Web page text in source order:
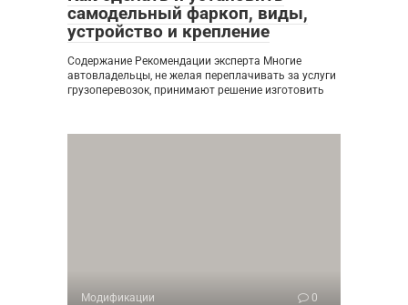
самодельный фаркоп, виды,
устройство и крепление
Содержание Рекомендации эксперта Многие
автовладельцы, не желая переплачивать за услуги
грузоперевозок, принимают решение изготовить
Модификации 0